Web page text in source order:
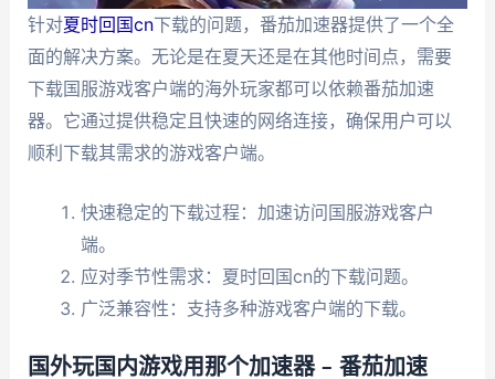
针对夏时回国cn下载的问题，番茄加速器提供了一个全
面的解决方案。无论是在夏天还是在其他时间点，需要
下载国服游戏客户端的海外玩家都可以依赖番茄加速
器。它通过提供稳定且快速的网络连接，确保用户可以
顺利下载其需求的游戏客户端。
快速稳定的下载过程：加速访问国服游戏客户
端。
应对季节性需求：夏时回国cn的下载问题。
广泛兼容性：支持多种游戏客户端的下载。
国外玩国内游戏用那个加速器 – 番茄加速